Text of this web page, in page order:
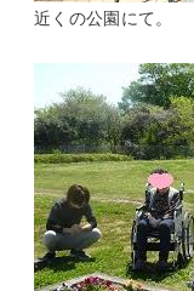
近くの公園にて。